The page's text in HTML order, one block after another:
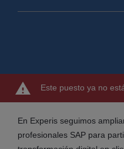
Este puesto ya no
En Experis seguimos
profesionales SAP para